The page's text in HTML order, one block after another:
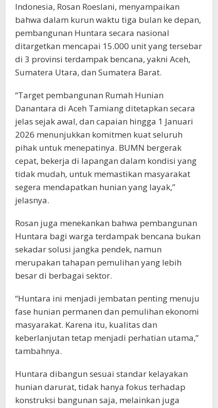
Indonesia, Rosan Roeslani, menyampaikan
bahwa dalam kurun waktu tiga bulan ke depan,
pembangunan Huntara secara nasional
ditargetkan mencapai 15.000 unit yang tersebar
di 3 provinsi terdampak bencana, yakni Aceh,
Sumatera Utara, dan Sumatera Barat.
“Target pembangunan Rumah Hunian
Danantara di Aceh Tamiang ditetapkan secara
jelas sejak awal, dan capaian hingga 1 Januari
2026 menunjukkan komitmen kuat seluruh
pihak untuk menepatinya. BUMN bergerak
cepat, bekerja di lapangan dalam kondisi yang
tidak mudah, untuk memastikan masyarakat
segera mendapatkan hunian yang layak,”
jelasnya.
Rosan juga menekankan bahwa pembangunan
Huntara bagi warga terdampak bencana bukan
sekadar solusi jangka pendek, namun
merupakan tahapan pemulihan yang lebih
besar di berbagai sektor.
“Huntara ini menjadi jembatan penting menuju
fase hunian permanen dan pemulihan ekonomi
masyarakat. Karena itu, kualitas dan
keberlanjutan tetap menjadi perhatian utama,”
tambahnya.
Huntara dibangun sesuai standar kelayakan
hunian darurat, tidak hanya fokus terhadap
konstruksi bangunan saja, melainkan juga